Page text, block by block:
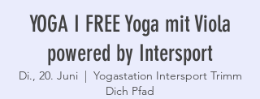
YOGA I FREE Yoga mit Viola
powered by Intersport
Di., 20. Juni
  |
Yogastation Intersport Trimm
Dich Pfad